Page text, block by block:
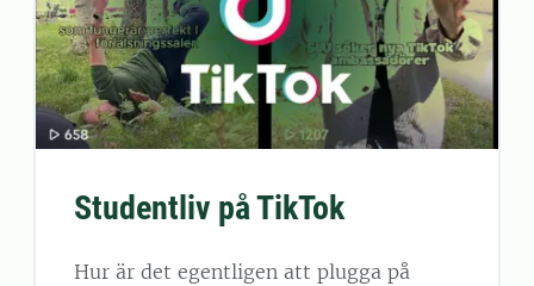
Studentliv på TikTok
Hur är det egentligen att plugga på